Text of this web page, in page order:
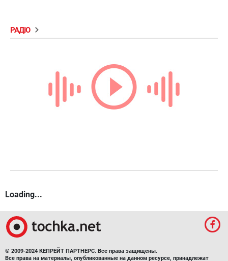
РАДІО
Loading...
© 2009-2024 КЕПРЕЙТ ПАРТНЕРС. Все права защищены.
Все права на материалы, опубликованные на данном ресурсе, принадлежат